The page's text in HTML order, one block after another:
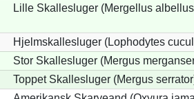
Lille Skallesluger (Mergellus
Hjelmskallesluger (Lophodytes
Stor Skallesluger (Mergus
Toppet Skallesluger (Mergus